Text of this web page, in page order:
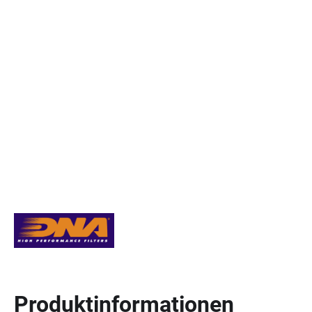
Produktinformationen